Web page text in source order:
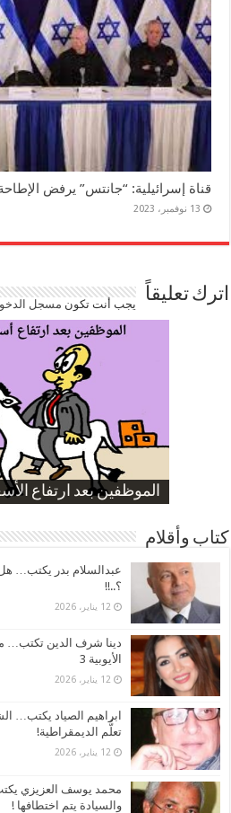
قناة إسرائيلية: “جانتس” يرفض
13 نوفمبر، 2023
اترك تعليقاً يجب أنت تكون مسجل
الناموس و أنواع
الموظفين بعد ارتفاع
ارتفاع نسبة الطلاق في
صورة كاركاتيرية
صورة كاركاتيرية
كتاب وأقلام
عبدالسلام بدر يكتب…
؟..!!
12 يناير، 2026
دينا شرف الدين تكتب…
الأيوبية 3
12 يناير، 2026
ابراهيم الصياد يكتب…
تعلُّم الديمقراطية!
12 يناير، 2026
محمد يوسف العزيزي
والسيادة يتم اختطافها !